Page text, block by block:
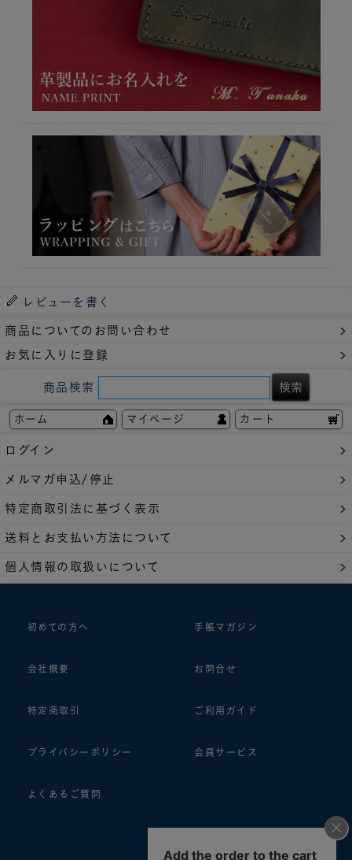
レビューを書く
商品についてのお問い合わせ
お気に入りに登録
商品検索
ホーム マイページ カート
ログイン
メルマガ申込/停止
特定商取引法に基づく表示
送料とお支払い方法について
個人情報の取扱いについて
初めての方へ 手帳マガジン
会社概要 お問合せ
特定商取引 ご利用ガイド
プライバシーポリシー 会員サービス
よくあるご質問
follow us!